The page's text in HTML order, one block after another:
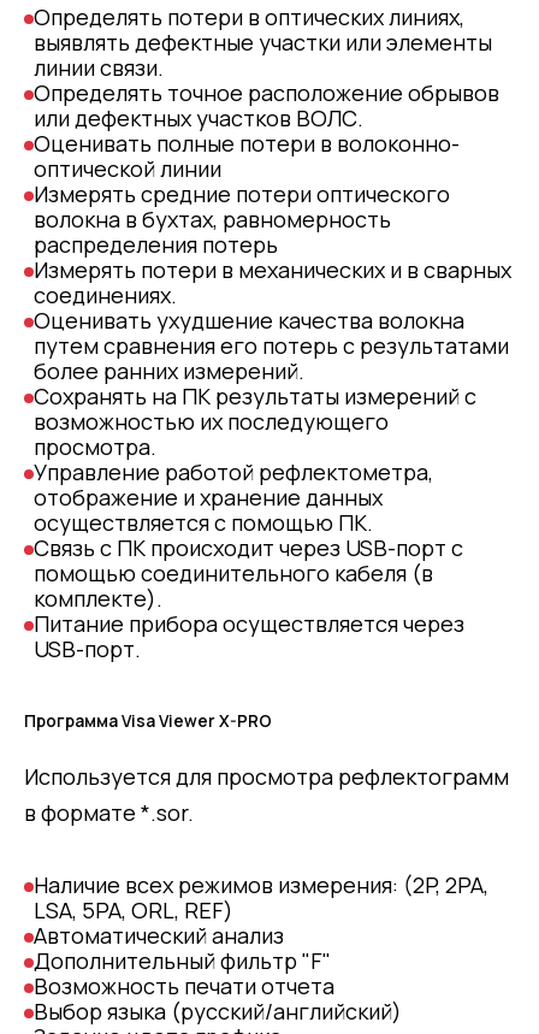
Определять потери в оптических линиях,
выявлять дефектные участки или элементы
линии связи.
Определять точное расположение обрывов
или дефектных участков ВОЛС.
Оценивать полные потери в волоконно-
оптической линии
Измерять средние потери оптического
волокна в бухтах, равномерность
распределения потерь
Измерять потери в механических и в сварных
соединениях.
Оценивать ухудшение качества волокна
путем сравнения его потерь с результатами
более ранних измерений.
Сохранять на ПК результаты измерений с
возможностью их последующего
просмотра.
Управление работой рефлектометра,
отображение и хранение данных
осуществляется с помощью ПК.
Связь с ПК происходит через USB-порт с
помощью соединительного кабеля (в
комплекте).
Питание прибора осуществляется через
USB-порт.
Программа Visa Viewer X-PRO
Используется для просмотра рефлектограмм
в формате *.sor.
Наличие всех режимов измерения: (2P, 2PA,
LSA, 5PA, ORL, REF)
Автоматический анализ
Дополнительный фильтр "F"
Возможность печати отчета
Выбор языка (русский/английский)